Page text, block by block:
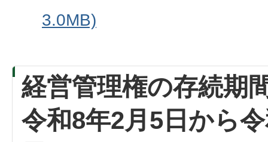
3.0MB)
経営管理権の存続期
令和8年2月5日から